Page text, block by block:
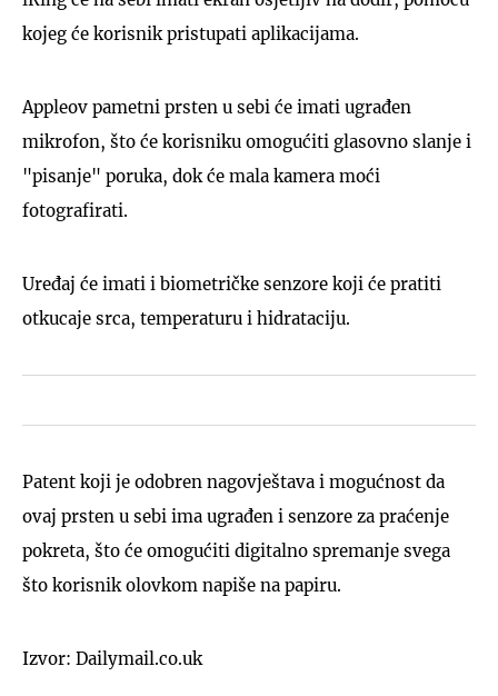
kojeg će korisnik pristupati aplikacijama.
Appleov pametni prsten u sebi će imati ugrađen
mikrofon, što će korisniku omogućiti glasovno slanje i
"pisanje" poruka, dok će mala kamera moći
fotografirati.
Uređaj će imati i biometričke senzore koji će pratiti
otkucaje srca, temperaturu i hidrataciju.
Patent koji je odobren nagovještava i mogućnost da
ovaj prsten u sebi ima ugrađen i senzore za praćenje
pokreta, što će omogućiti digitalno spremanje svega
što korisnik olovkom napiše na papiru.
Izvor: Dailymail.co.uk